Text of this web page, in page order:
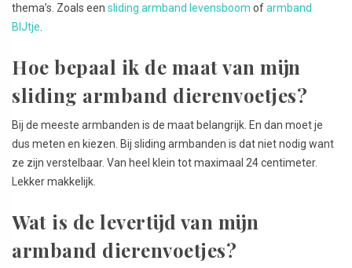
thema’s. Zoals een sliding armband levensboom ofarmband
BIJtje
Hoe bepaal ik de maat van mijn
sliding armband dierenvoetjes?
Bij de meeste armbanden is de maat belangrijk. En dan moet je
dus meten en kiezen. Bij sliding armbanden is dat niet nodig want
ze zijn verstelbaar. Van heel klein tot maximaal 24 centimeter.
Lekker makkelijk.
Wat is de levertijd van mijn
armband dierenvoetjes?